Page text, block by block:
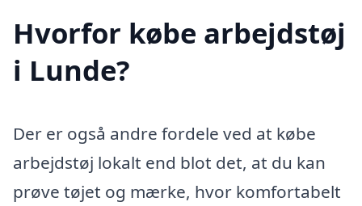
Hvorfor købe arbejdstøj
i Lunde?
Der er også andre fordele ved at købe
arbejdstøj lokalt end blot det, at du kan
prøve tøjet og mærke, hvor komfortabelt